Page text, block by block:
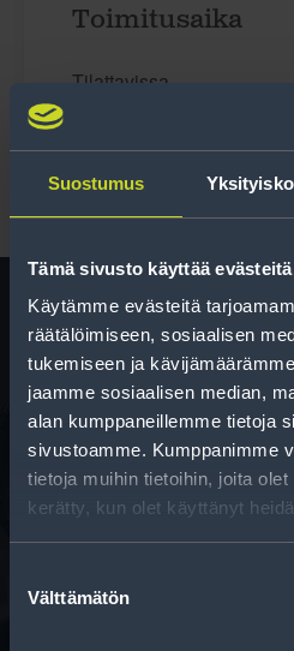
Suostumus
Tämä sivusto käyttää evästeitä
Käytämme evästeitä
räätälöimiseen, sosiaalisen
tukemiseen ja
jaamme sosiaalisen median,
alan kumppaneillemme tietoja
sivustoamme. Kumppanimme
tietoja muihin tietoihin, joita
kerätty, kun olet käyttänyt
valinta
Välttämätön
Toimitusaika
Tilattavissa
Auttaa sinua valitsemaan
kun vaihdat